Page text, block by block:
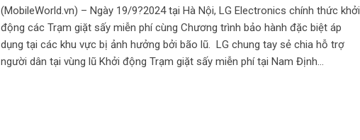
(MobileWorld.vn) – Ngày 19/9?2024 tại Hà Nội, LG Electronics chính thức khởi
động các Trạm giặt sấy miễn phí cùng Chương trình bảo hành đặc biệt áp
dụng tại các khu vực bị ảnh hưởng bởi bão lũ. LG chung tay sẻ chia hỗ trợ
người dân tại vùng lũ Khởi động Trạm giặt sấy miễn phí tại Nam Định…